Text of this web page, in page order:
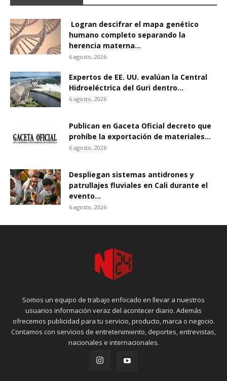
Logran descifrar el mapa genético
humano completo separando la
herencia materna...
6 agosto, 2026
Expertos de EE. UU. evalúan la Central
Hidroeléctrica del Guri dentro...
6 agosto, 2026
Publican en Gaceta Oficial decreto que
prohíbe la exportación de materiales...
6 agosto, 2026
Despliegan sistemas antidrones y
patrullajes fluviales en Cali durante el
evento...
6 agosto, 2026
Somos un equipo de trabajo enfocado en llevar a nuestros
usuarios información veraz del acontecer diario. Además
ofrecemos publicidad para tu servicio, producto, marca o negocio.
Contamos con servicios de entretenimiento, deportes, entrevistas,
nacionales e internacionales.